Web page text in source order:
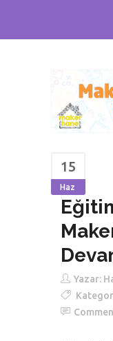
15
Haz
Yazar: